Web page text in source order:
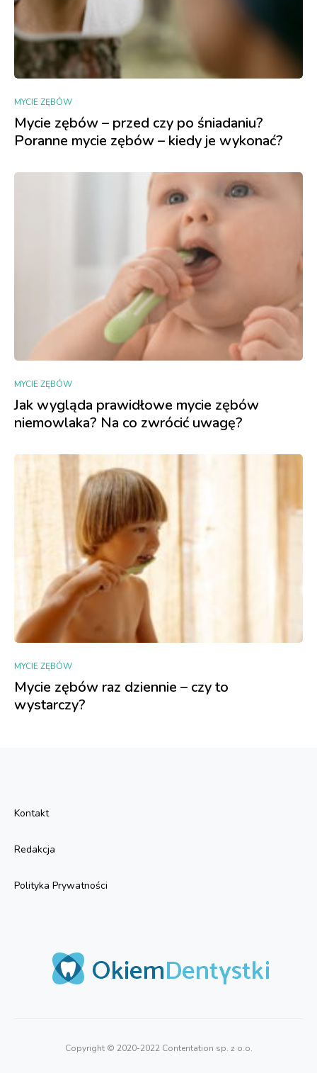
MYCIE ZĘBÓW
Mycie zębów – przed czy po śniadaniu?
Poranne mycie zębów – kiedy je wykonać?
MYCIE ZĘBÓW
Jak wygląda prawidłowe mycie zębów
niemowlaka? Na co zwrócić uwagę?
MYCIE ZĘBÓW
Mycie zębów raz dziennie – czy to
wystarczy?
Kontakt
Redakcja
Polityka Prywatności
Copyright © 2020-2022 Contentation sp. z o.o.